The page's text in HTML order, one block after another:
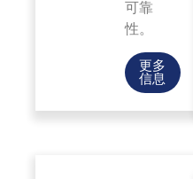
可靠
性。
更多
信息